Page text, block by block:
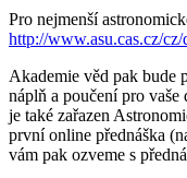
Pro nejmenší
http://www.asu.cas.cz/
Akademie věd pak bude
náplň a poučení pro vaše
je také zařazen
první online přednáška
vám pak ozveme s